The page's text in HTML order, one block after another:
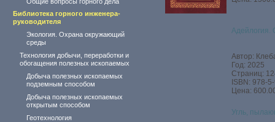
Библиотека горного инженера-
руководителя
Экология. Охрана окружающий
среды
Технология добычи, переработки и
обогащения полезных ископаемых
Добыча полезных ископаемых
подземным способом
Добыча полезных ископаемых
открытым способом
Геотехнология
Адейлогия.
Автор:
Год: 2025
Страниц:
ISBN: 978-
Цена:
Угль,